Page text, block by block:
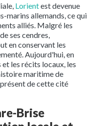
Lorientest devenue
marins allemands, ce qui
alliés. Malgré les
ses cendres,
en conservant les
Aujourd'hui, en
les récits locaux, les
maritime de
de cette cité
Brise